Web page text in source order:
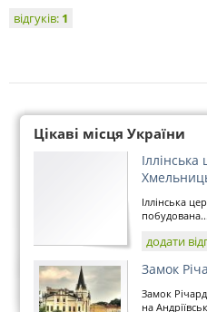
відгуків: 1
Цікаві місця України
Іллінська
побудована...
додати
Замок
Замок
на